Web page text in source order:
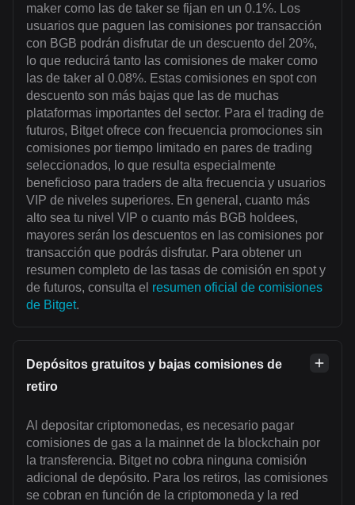
maker como las de taker se fijan en un 0.1%. Los
usuarios que paguen las comisiones por transacción
con BGB podrán disfrutar de un descuento del 20%,
lo que reducirá tanto las comisiones de maker como
las de taker al 0.08%. Estas comisiones en spot con
descuento son más bajas que las de muchas
plataformas importantes del sector. Para el trading de
futuros, Bitget ofrece con frecuencia promociones sin
comisiones por tiempo limitado en pares de trading
seleccionados, lo que resulta especialmente
beneficioso para traders de alta frecuencia y usuarios
VIP de niveles superiores. En general, cuanto más
alto sea tu nivel VIP o cuanto más BGB holdees,
mayores serán los descuentos en las comisiones por
transacción que podrás disfrutar. Para obtener un
resumen completo de las tasas de comisión en spot y
de futuros, consulta el resumen oficial de comisiones
de Bitget.
Depósitos gratuitos y bajas comisiones de
retiro
Al depositar criptomonedas, es necesario pagar
comisiones de gas a la mainnet de la blockchain por
la transferencia. Bitget no cobra ninguna comisión
adicional de depósito. Para los retiros, las comisiones
se cobran en función de la criptomoneda y la red